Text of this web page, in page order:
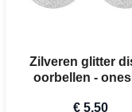
Zilveren glitter
oorbellen -
€ 5,50